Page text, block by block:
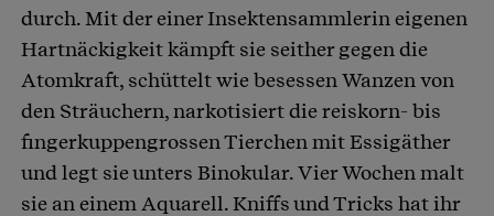
durch. Mit der einer Insektensammlerin eigenen
Hartnäckigkeit kämpft sie seither gegen die
Atomkraft, schüttelt wie besessen Wanzen von
den Sträuchern, narkotisiert die reiskorn- bis
fingerkuppengrossen Tierchen mit Essigäther
und legt sie unters Binokular. Vier Wochen malt
sie an einem Aquarell. Kniffs und Tricks hat ihr